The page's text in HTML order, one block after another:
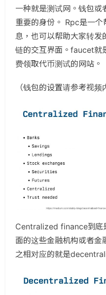
一种就是测试网。钱包或
重要的身份。 Rpc是一
息，也可以帮助大家转
链的交互界面。faucet就
费领取代币测试的网站。
（钱包的设置请参考视频
Centralized finance到底
面的这些金融机构或者金
之相对应的就是